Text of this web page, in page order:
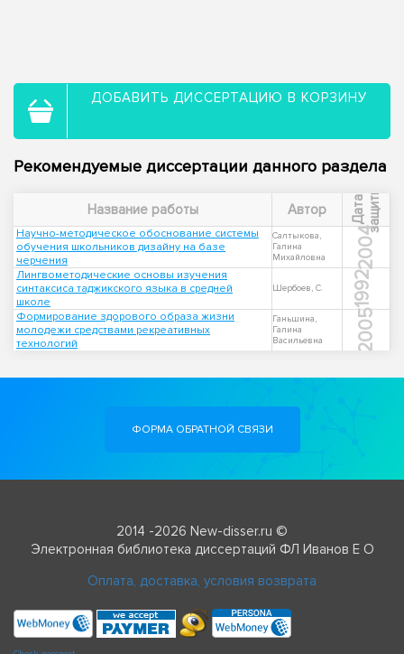
ДОБАВИТЬ ДИССЕРТАЦИЮ В КОРЗИНУ
Рекомендуемые диссертации данного раздела
Название работы Автор Д
а
т
а
з
а
щ
и
т ы
Научно-методическое обоснование системы
обучения школьников дизайну на базе
черчения
Салтыкова,
Галина
Михайловна
2004
Лингвометодические основы изучения
синтаксиса таджикского языка в средней
школе
Шербоев, С. 1992
Формирование здорового образа жизни
молодежи средствами рекреативных
технологий
Ганьшина,
Галина
Васильевна
2005
ФОРМА ОБРАТНОЙ СВЯЗИ
2014 -2026 New-disser.ru ©
Электронная библиотека диссертаций ФЛ Иванов Е О
Оплата, доставка, условия возврата